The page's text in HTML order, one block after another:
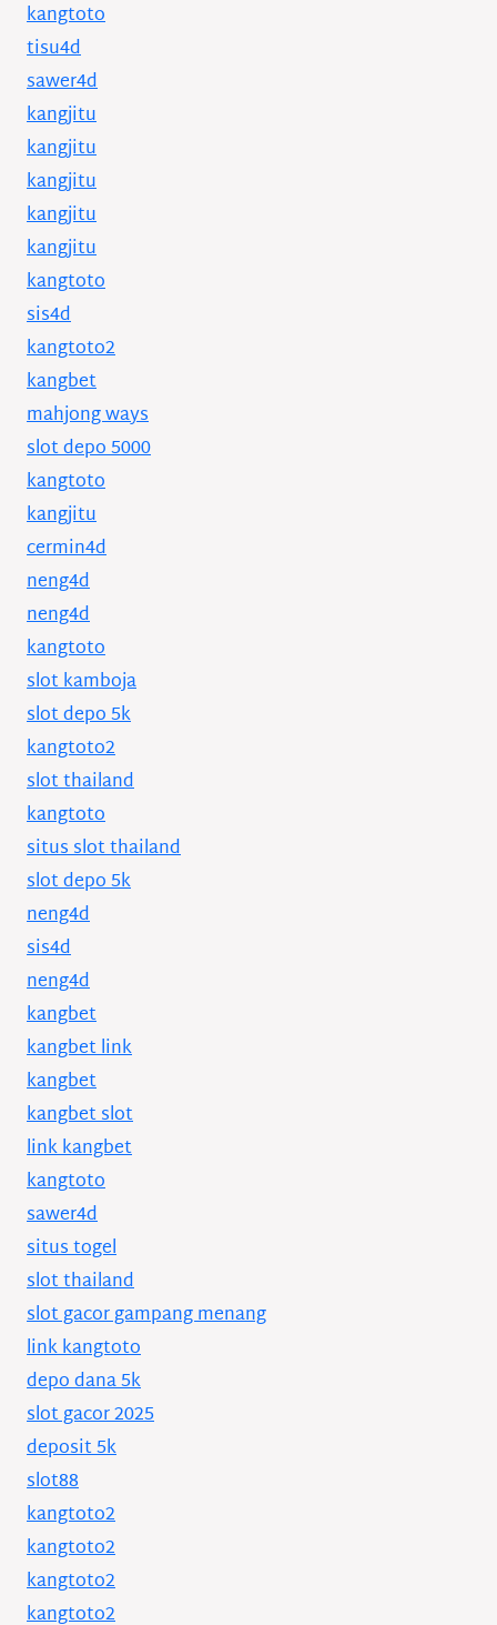
kangtoto
tisu4d
sawer4d
kangjitu
kangjitu
kangjitu
kangjitu
kangjitu
kangtoto
sis4d
kangtoto2
kangbet
mahjong ways
slot depo 5000
kangtoto
kangjitu
cermin4d
neng4d
neng4d
kangtoto
slot kamboja
slot depo 5k
kangtoto2
slot thailand
kangtoto
situs slot thailand
slot depo 5k
neng4d
sis4d
neng4d
kangbet
kangbet link
kangbet
kangbet slot
link kangbet
kangtoto
sawer4d
situs togel
slot thailand
slot gacor gampang menang
link kangtoto
depo dana 5k
slot gacor 2025
deposit 5k
slot88
kangtoto2
kangtoto2
kangtoto2
kangtoto2